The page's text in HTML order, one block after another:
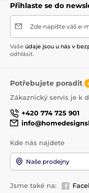
Přihlaste se do
Zde napište váš e-
Vaše údaje jsou u nás v
odhlásit.
Potřebujete poradit
Zákaznický servis je k
+420 774 725 901
Kde nás najdete
Naše prodejny
Jsme také na: